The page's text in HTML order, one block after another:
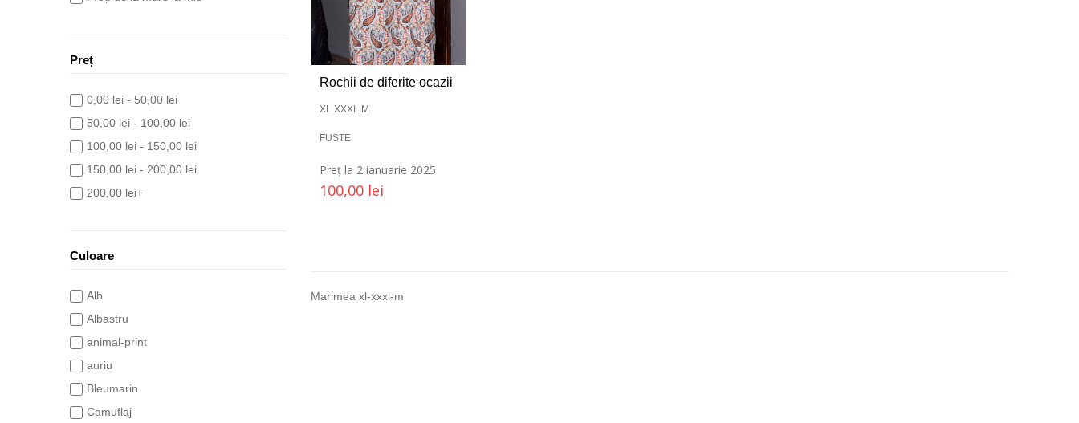
Preț
0,00 lei - 50,00 lei
50,00 lei - 100,00 lei
100,00 lei - 150,00 lei
150,00 lei - 200,00 lei
200,00 lei+
Culoare
Alb
Albastru
animal-print
auriu
Bleumarin
Camuflaj
Rochii de diferite ocazii
XL XXXL M
FUSTE
Preț la 2 ianuarie 2025
100,00 lei
Marimea xl-xxxl-m